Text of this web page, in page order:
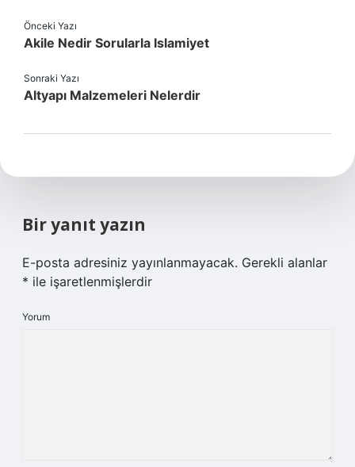
Önceki Yazı
Akile Nedir Sorularla Islamiyet
Sonraki Yazı
Altyapı Malzemeleri Nelerdir
Bir yanıt yazın
E-posta adresiniz yayınlanmayacak. Gerekli alanlar
* ile işaretlenmişlerdir
Yorum